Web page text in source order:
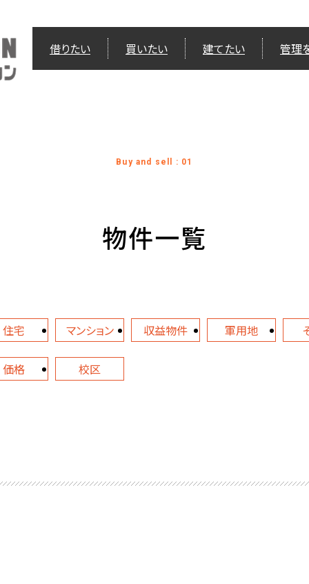
借りたい 買いたい 建てたい 管理
Buy and sell : 01
物件一覧
住宅 マンション 収益物件 軍用地
価格 校区